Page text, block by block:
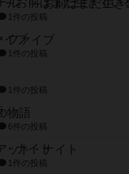
ル ～お前はまだ生き
1件の投稿
ファイブ
1件の投稿
1件の投稿
物語
6件の投稿
ット・ナイト
1件の投稿